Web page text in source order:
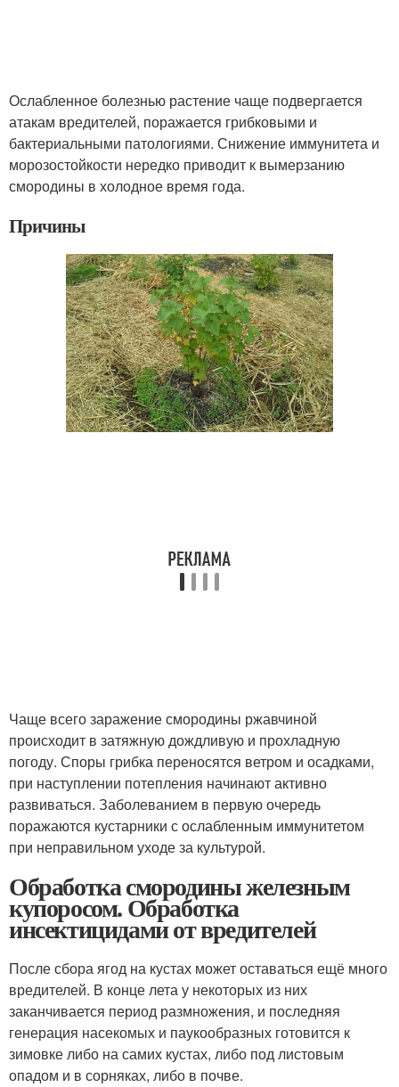
Ослабленное болезнью растение чаще подвергается
атакам вредителей, поражается грибковыми и
бактериальными патологиями. Снижение иммунитета и
морозостойкости нередко приводит к вымерзанию
смородины в холодное время года.
Причины
Чаще всего заражение смородины ржавчиной
происходит в затяжную дождливую и прохладную
погоду. Споры грибка переносятся ветром и осадками,
при наступлении потепления начинают активно
развиваться. Заболеванием в первую очередь
поражаются кустарники с ослабленным иммунитетом
при неправильном уходе за культурой.
Обработка смородины железным
купоросом. Обработка
инсектицидами от вредителей
После сбора ягод на кустах может оставаться ещё много
вредителей. В конце лета у некоторых из них
заканчивается период размножения, и последняя
генерация насекомых и паукообразных готовится к
зимовке либо на самих кустах, либо под листовым
опадом и в сорняках, либо в почве.